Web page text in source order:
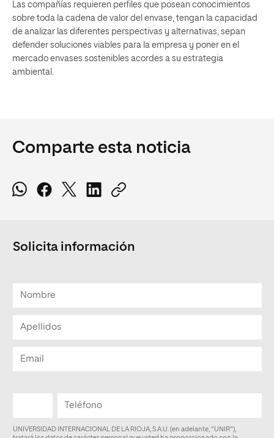
Las compañías requieren perfiles que posean conocimientos
sobre toda la cadena de valor del envase, tengan la capacidad
de analizar las diferentes perspectivas y alternativas, sepan
defender soluciones viables para la empresa y poner en el
mercado envases sostenibles acordes a su estrategia
ambiental.
Comparte esta noticia
Solicita información